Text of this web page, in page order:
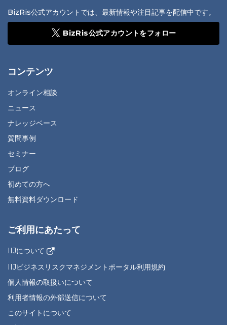
BizRis公式アカウントでは、最新情報や注目記事を配信中です。
BizRis公式アカウントをフォロー
コンテンツ
オンライン相談
ニュース
ナレッジベース
質問事例
セミナー
ブログ
初めての方へ
無料資料ダウンロード
ご利用にあたって
IIJについて
IIJビジネスリスクマネジメントポータル利用規約
個人情報の取扱いについて
利用者情報の外部送信について
このサイトについて